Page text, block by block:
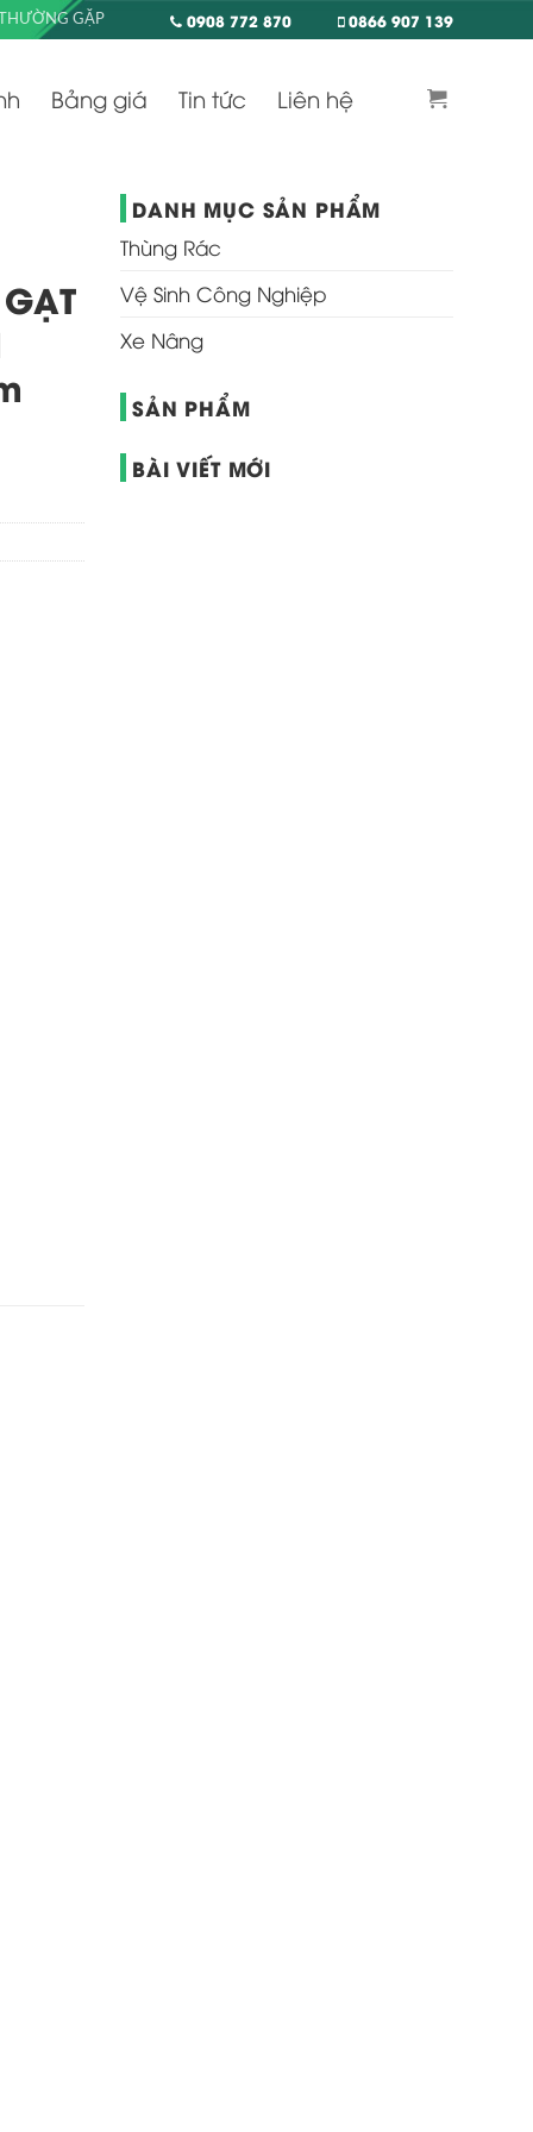
GẶP 0908 772 870 0866 907 139
Bảng giá Tin tức Liên hệ
DANH MỤC SẢN PHẨM
Thùng Rác
Vệ Sinh Công Nghiệp
Xe Nâng
SẢN PHẨM
BÀI VIẾT MỚI